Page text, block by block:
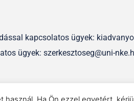
kapcsolatos ügyek:
ügyek: szerkesztoseg@uni-